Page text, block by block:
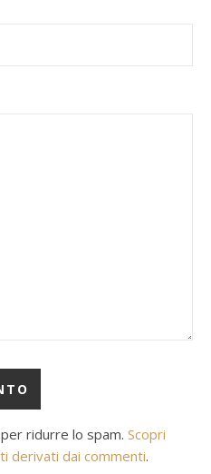
ridurre lo spam. Scopri
derivati dai commenti.